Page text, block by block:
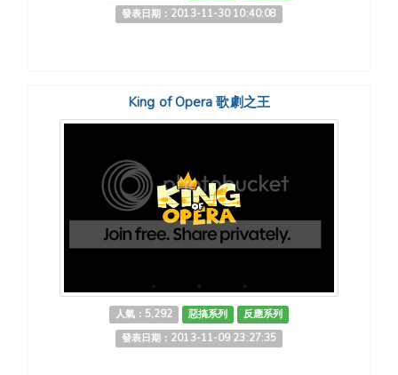
發表日期：2013-11-30 10:40:08
King of Opera 歌劇之王
人氣：5,292 惡搞系列
反應系列
發表日期：2013-11-09 23:27:35